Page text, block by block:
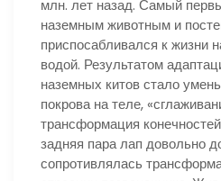
млн. лет назад. Самый
наземным животным и
приспосабливался к жизни
водой. Результатом
наземных китов стало
покрова на теле,
трансформация
задняя пара лап довольно
сопротивлялась